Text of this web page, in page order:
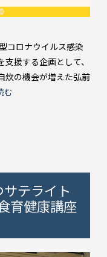
コロナウイルス感染
援する企画として、
炊の機会が増えた弘前
む
テライト
育健康講座